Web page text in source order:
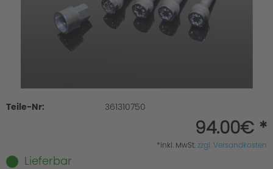
Teile-Nr: 361310750
94.00€ *
*inkl. MwSt.zzgl. Versandkosten
Lieferbar